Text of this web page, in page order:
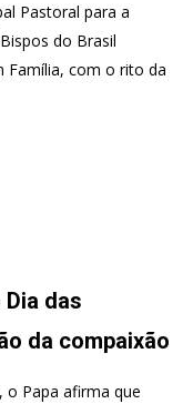
Pastoral para a
do Brasil
Família, com o rito da
das
da compaixão
o Papa afirma que